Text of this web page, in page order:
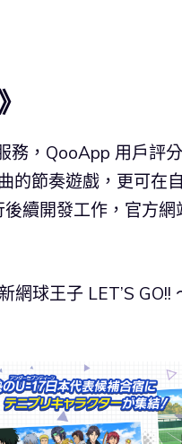
務，QooApp 用戶評
的節奏遊戲，更可在
續開發工作，官方網
球王子 LET’S